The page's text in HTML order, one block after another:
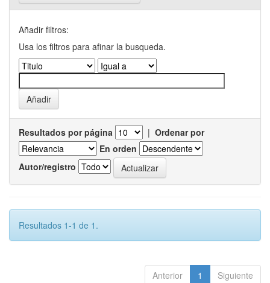
Añadir filtros:
Usa los filtros para afinar la busqueda.
Resultados por página | Ordenar por
En orden
Autor/registro
Resultados 1-1 de 1.
Anterior 1 Siguiente